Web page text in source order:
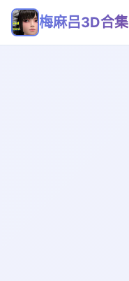
梅麻吕3D合集